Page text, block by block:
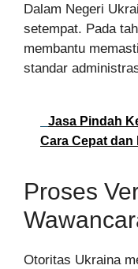
Dalam Negeri
setempat. Pada
membantu
standar
Jasa Pindah
Cara Cepat dan
Proses
Otoritas Ukraina